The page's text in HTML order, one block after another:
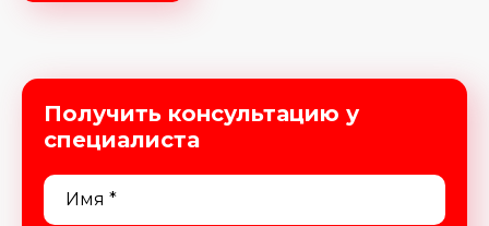
Получить консультацию у
специалиста